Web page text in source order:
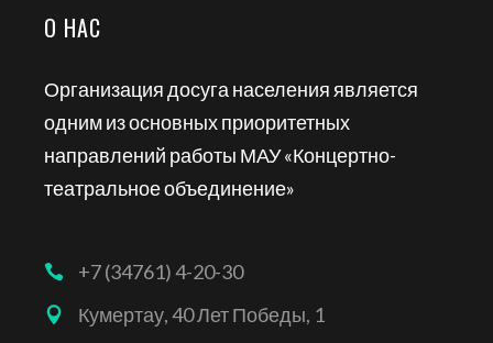
О НАС
Организация досуга населения является
одним из основных приоритетных
направлений работы МАУ «Концертно-
театральное объединение»
+7 (34761) 4-20-30
Кумертау, 40 Лет Победы, 1